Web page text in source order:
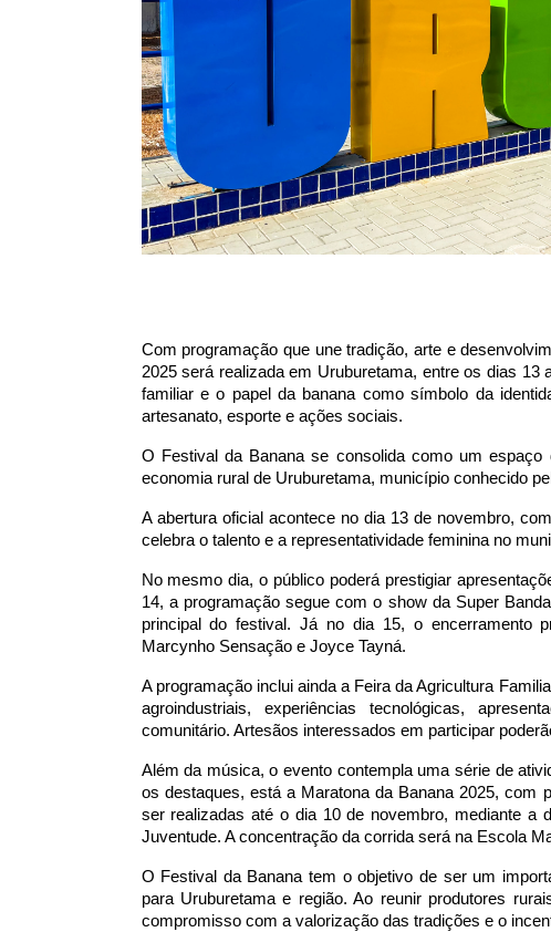
Com programação que une tradição, arte e
2025 será realizada em Uruburetama, entre os dias
familiar e o papel da banana como símbolo da
artesanato, esporte e ações sociais.
O Festival da Banana se consolida como um
economia rural de Uruburetama, município conhecido
A abertura oficial acontece no dia 13 de novembro,
celebra o talento e a representatividade feminina no
No mesmo dia, o público poderá prestigiar
14, a programação segue com o show da Super
principal do festival. Já no dia 15, o encerramento
Marcynho Sensação e Joyce Tayná.
A programação inclui ainda a Feira da Agricultura
agroindustriais, experiências tecnológicas,
comunitário. Artesãos interessados em participar
Além da música, o evento contempla uma série de
os destaques, está a Maratona da Banana 2025,
ser realizadas até o dia 10 de novembro, mediante a
Juventude. A concentração da corrida será na Escola
O Festival da Banana tem o objetivo de ser um
para Uruburetama e região. Ao reunir produtores
compromisso com a valorização das tradições e o